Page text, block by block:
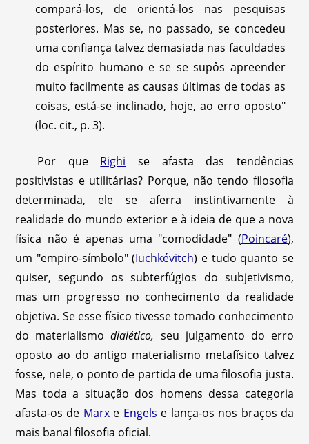
compará-los, de orientá-los nas pesquisas
posteriores. Mas se, no passado, se concedeu
uma confiança talvez demasiada nas faculdades
do espírito humano e se se supôs apreender
muito facilmente as causas últimas de todas as
coisas, está-se inclinado, hoje, ao erro oposto"
(loc. cit., p. 3).
Por que Righi se afasta das tendências
positivistas e utilitárias? Porque, não tendo filosofia
determinada, ele se aferra instintivamente à
realidade do mundo exterior e à ideia de que a nova
física não é apenas uma "comodidade" (Poincaré),
um "empiro-símbolo" (Iuchkévitch) e tudo quanto se
quiser, segundo os subterfúgios do subjetivismo,
mas um progresso no conhecimento da realidade
objetiva. Se esse físico tivesse tomado conhecimento
do materialismodialético, seu julgamento do erro
oposto ao do antigo materialismo metafísico talvez
fosse, nele, o ponto de partida de uma filosofia justa.
Mas toda a situação dos homens dessa categoria
afasta-os de Marxe Engels e lança-os nos braços da
mais banal filosofia oficial.